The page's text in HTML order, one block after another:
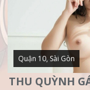
Quận 10, Sài Gòn